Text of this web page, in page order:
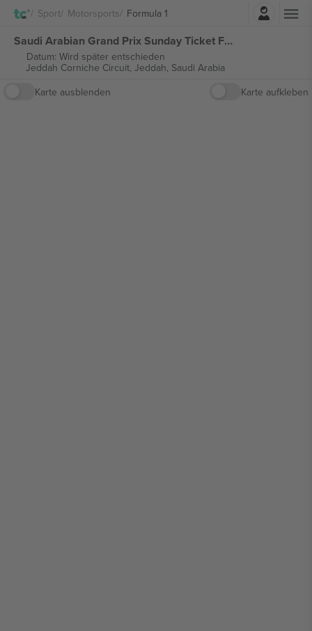
Sport Motorsports Formula 1
Saudi Arabian Grand Prix Sunday Ticket Formula 1 tickets
Datum: Wird später entschieden
Jeddah Corniche Circuit, Jeddah, Saudi Arabia
Karte ausblenden
Karte aufkleben